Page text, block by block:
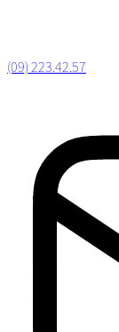
(09) 223.42.57